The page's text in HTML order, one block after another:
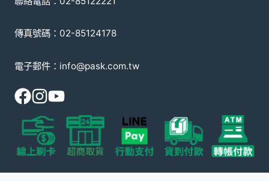
傳真號碼：02-85124178
電子郵件：info@pask.com.tw